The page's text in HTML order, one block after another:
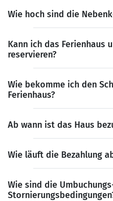
Wie hoch sind die
Kann ich das Ferienhaus
reservieren?
Wie bekomme ich den
Ferienhaus?
Ab wann ist das Haus
Wie läuft die Bezahlung
Wie sind die